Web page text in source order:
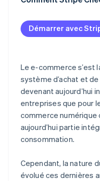
Démarrer avec
Le e-commerce s’est
système d’achat et
devenant aujourd’hui
entreprises que pour
commerce
aujourd’hui partie
consommation.
Cependant, la nature
évolué ces dernières